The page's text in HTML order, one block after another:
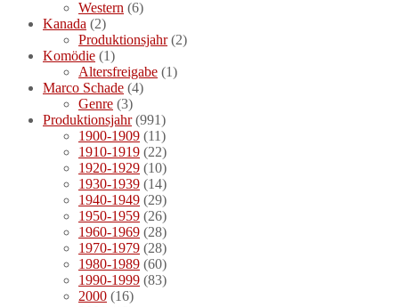
Western (6)
Kanada (2)
Produktionsjahr(2)
Komödie (1)
Altersfreigabe (1)
Marco Schade (4)
Genre (3)
Produktionsjahr(991)
1900-1909 (11)
1910-1919 (22)
1920-1929 (10)
1930-1939 (14)
1940-1949 (29)
1950-1959 (26)
1960-1969 (28)
1970-1979 (28)
1980-1989 (60)
1990-1999 (83)
2000 (16)